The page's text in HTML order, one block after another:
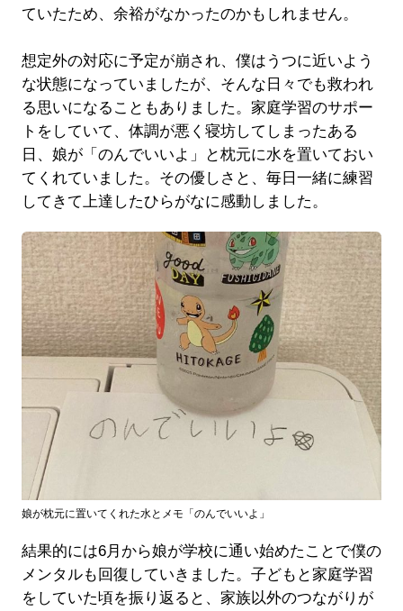
ていたため、余裕がなかったのかもしれません。
想定外の対応に予定が崩され、僕はうつに近いよう
な状態になっていましたが、そんな日々でも救われ
る思いになることもありました。家庭学習のサポー
トをしていて、体調が悪く寝坊してしまったある
日、娘が「のんでいいよ」と枕元に水を置いておい
てくれていました。その優しさと、毎日一緒に練習
してきて上達したひらがなに感動しました。
娘が枕元に置いてくれた水とメモ「のんでいいよ」
結果的には6月から娘が学校に通い始めたことで僕の
メンタルも回復していきました。子どもと家庭学習
をしていた頃を振り返ると、家族以外のつながりが